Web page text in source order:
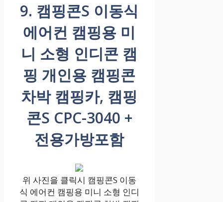
9. 캠핑콘S 이동식
에어컨 캠핑용 미
니 소형 인디콘 캠
핑 개인용 캠핑콘
차박 캠핑카, 캠핑
콘S CPC-3040 +
전용가방포함
위 사진을 클릭시 캠핑콘S 이동
식 에어컨 캠핑용 미니 소형 인디